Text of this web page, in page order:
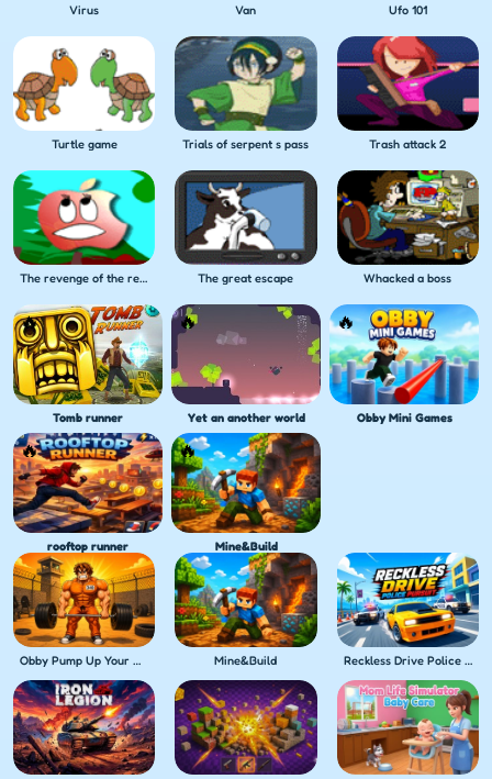
Virus Van Ufo 101
Turtle game Trials of serpent s pass Trash attack 2
The revenge of the red apple The great escape Whacked a boss
Tomb runner Yet an another world Obby Mini Games
rooftop runner Mine&Build
Obby Pump Up Your Muscles! 1 per second Mine&Build Reckless Drive Police Pursuit